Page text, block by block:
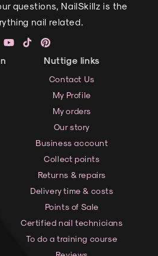
questions, NailSkillz is the
nail related.
YouTubeTikTokPinterest
Nuttige links
Contact Us
My Profile
My orders
Our story
Business account
Collect points
Returns & repairs
Delivery time & costs
Points of Sale
Certified nail technicians
To do a training course